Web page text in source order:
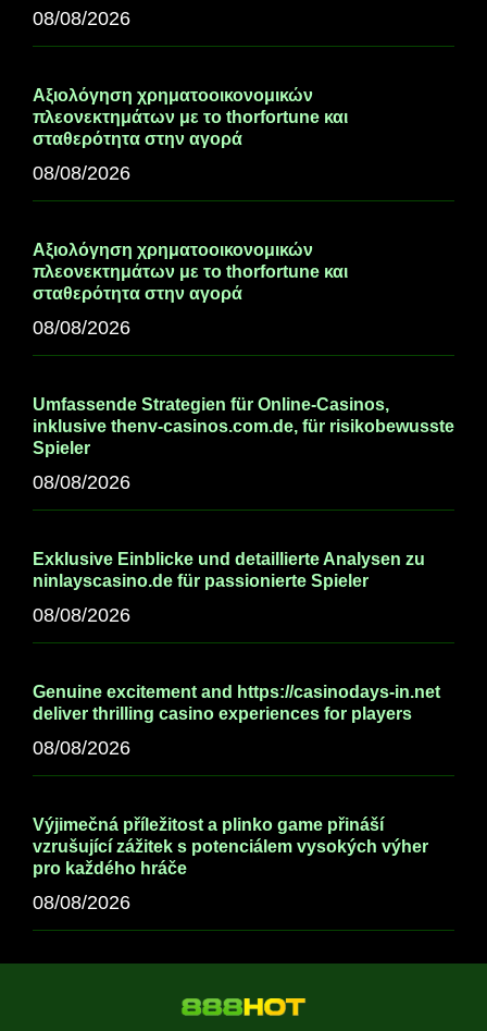
08/08/2026
Αξιολόγηση χρηματοοικονομικών
πλεονεκτημάτων με το thorfortune και
σταθερότητα στην αγορά
08/08/2026
Αξιολόγηση χρηματοοικονομικών
πλεονεκτημάτων με το thorfortune και
σταθερότητα στην αγορά
08/08/2026
Umfassende Strategien für Online-Casinos,
inklusive thenv-casinos.com.de, für risikobewusste
Spieler
08/08/2026
Exklusive Einblicke und detaillierte Analysen zu
ninlayscasino.de für passionierte Spieler
08/08/2026
Genuine excitement and https://casinodays-in.net
deliver thrilling casino experiences for players
08/08/2026
Výjimečná příležitost a plinko game přináší
vzrušující zážitek s potenciálem vysokých výher
pro každého hráče
08/08/2026